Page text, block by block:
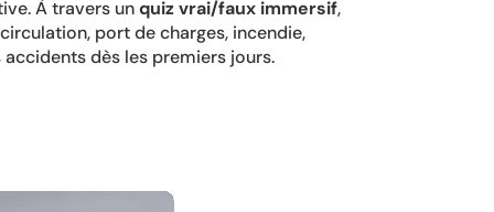
À travers unquiz vrai/faux immersif,
circulation, port de charges, incendie,
dès les premiers jours.